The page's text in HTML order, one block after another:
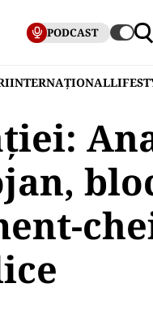
PODCAST
INTERNAȚIONAL